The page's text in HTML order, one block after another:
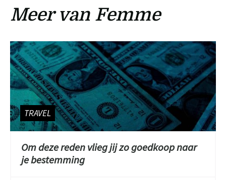
Meer van Femme
TRAVEL
Om deze reden vlieg jij zo goedkoop naar
je bestemming